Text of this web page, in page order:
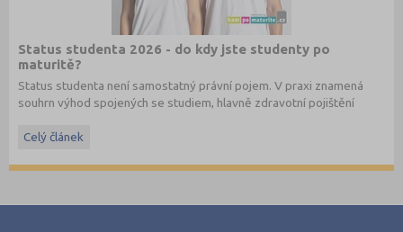
Status studenta 2026 - do kdy jste studenty po
maturitě?
Status studenta není samostatný právní pojem. V praxi znamená
souhrn výhod spojených se studiem, hlavně zdravotní pojištění
Celý článek